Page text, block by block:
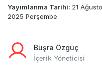
Yayımlanma Tarihi: 21
2025 Perşembe
Büşra Özgüç
İçerik Yöneticisi